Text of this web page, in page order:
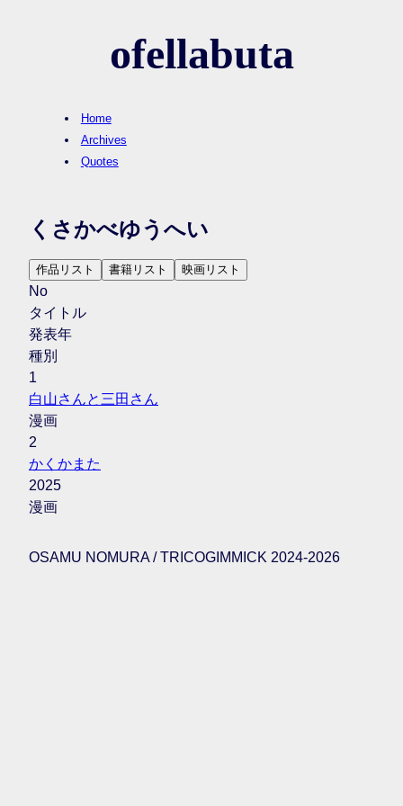
ofellabuta
Home
Archives
Quotes
くさかべゆうへい
作品リスト 書籍リスト 映画リスト
No
タイトル
発表年
種別
1
白山さんと三田さん
漫画
2
かくかまた
2025
漫画
OSAMU NOMURA / TRICOGIMMICK 2024-2026